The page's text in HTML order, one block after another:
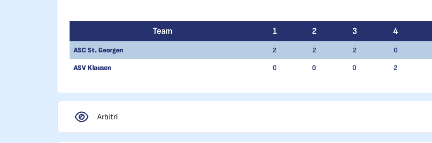
Team 1 2 3 4
ASC St. Georgen 2 2 2 0
ASV Klausen 0 0 0 2
Arbitri